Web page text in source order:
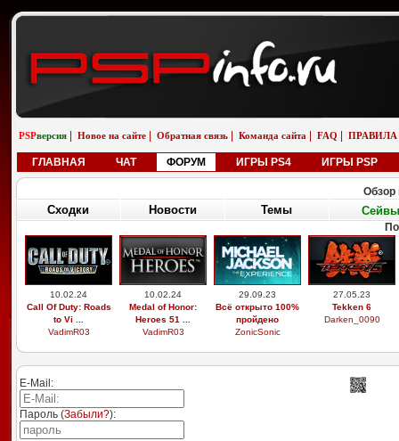
PSPверсия Новое на сайте Обратная связь Команда сайта FAQ ПРАВИЛА
ГЛАВНАЯ ЧАТ ФОРУМ ИГРЫ PS4 ИГРЫ PSP
Обзор
Сходки Новости Темы Сейвы
10.02.24
Call Of Duty: Roads
to Vi ...
VadimR03
10.02.24
Medal of Honor:
Heroes 51 ...
VadimR03
29.09.23
Всё открыто 100%
пройдено
ZonicSonic
27.05.23
Tekken 6
Darken_0090
E-Mail:
Пароль (Забыли?):